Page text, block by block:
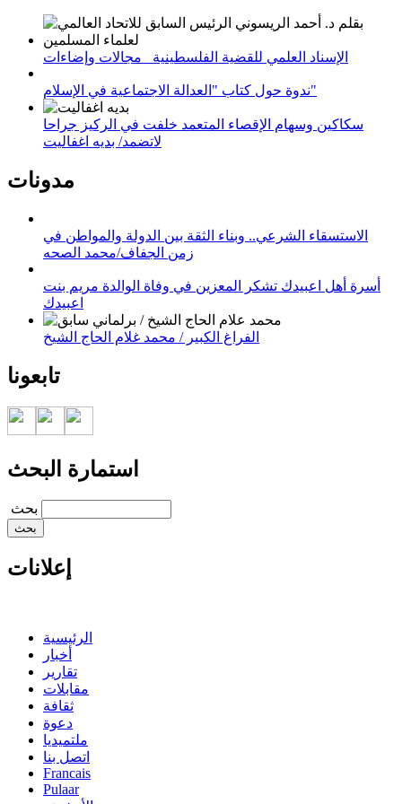
الإسناد العلمي للقضية الفلسطينية_ مجالات وإضاءات
ندوة حول كتاب "العدالة الاجتماعية في الإسلام"
سكاكين وسهام الإقصاء المتعمد خلفت في الركيز جراحا
لاتضمد/ بديه اغفاليت
مدونات
الاستسقاء الشرعي.. وبناء الثقة بين الدولة والمواطن في
زمن الجفاف/محمد الصحه
أسرة أهل اعبيدك تشكر المعزين في وفاة الوالدة مريم بنت
اعبيدك
الفراغ الكبير / محمد غلام الحاج الشيخ
تابعونا
استمارة البحث
‏بحث ‏
إعلانات
الرئيسية
أخبار
تقارير
مقابلات
ثقافة
دعوة
ملتميديا
اتصل بنا
Francais
Pulaar